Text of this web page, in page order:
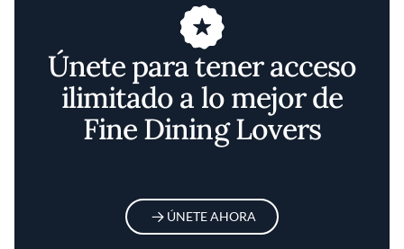
Únete para tener acceso
ilimitado a lo mejor de
Fine Dining Lovers
ÚNETE AHORA